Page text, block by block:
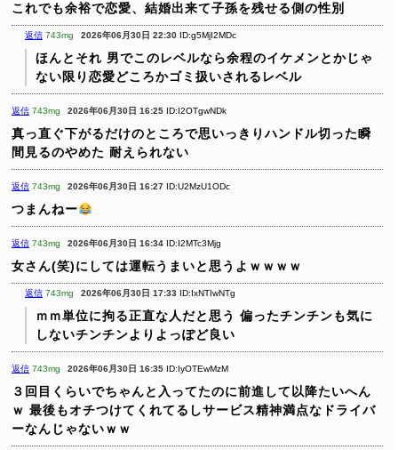
これでも余裕で恋愛、結婚出来て子孫を残せる側の性別
返信 743mg 2026年06月30日 22:30 ID:g5MjI2MDc
ほんとそれ 男でこのレベルなら余程のイケメンとかじゃ
ない限り恋愛どころかゴミ扱いされるレベル
返信 743mg 2026年06月30日 16:25 ID:I2OTgwNDk
真っ直ぐ下がるだけのところで思いっきりハンドル切った瞬
間見るのやめた 耐えられない
返信 743mg 2026年06月30日 16:27 ID:U2MzU1ODc
つまんねー
返信 743mg 2026年06月30日 16:34 ID:I2MTc3Mjg
女さん(笑)にしては運転うまいと思うよｗｗｗｗ
返信 743mg 2026年06月30日 17:33 ID:IxNTIwNTg
ｍｍ単位に拘る正直な人だと思う 偏ったチンチンも気に
しないチンチンよりよっぽど良い
返信 743mg 2026年06月30日 16:35 ID:IyOTEwMzM
３回目くらいでちゃんと入ってたのに前進して以降たいへん
ｗ 最後もオチつけてくれてるしサービス精神満点なドライバ
ーなんじゃないｗｗ